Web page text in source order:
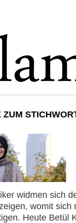
ZUM
widmen sich
womit sich
Heute Betül